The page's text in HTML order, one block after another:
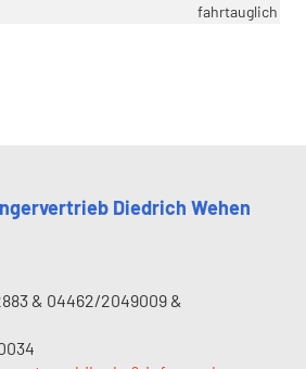
fahrtauglich
Diedrich Wehen
& 04462/2049009 &